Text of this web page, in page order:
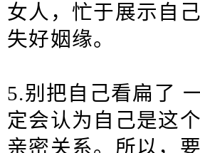
女人，忙于展示自
失好姻缘。
5.别把自己看扁了
定会认为自己是这
亲密关系。所以，